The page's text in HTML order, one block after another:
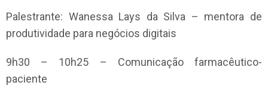
Palestrante: Wanessa Lays da Silva – mentora de
produtividade para negócios digitais
9h30 – 10h25 – Comunicação farmacêutico-
paciente